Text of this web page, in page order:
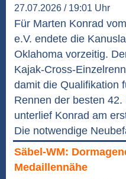
27.07.2026 / 19:01 Uhr
Für Marten Konrad
e.V. endete die
Oklahoma vorzeitig.
Kajak-Cross-
damit die Qualifikation
Rennen der besten
unterlief Konrad am
Die notwendige
Säbel-WM:
Medaillennähe